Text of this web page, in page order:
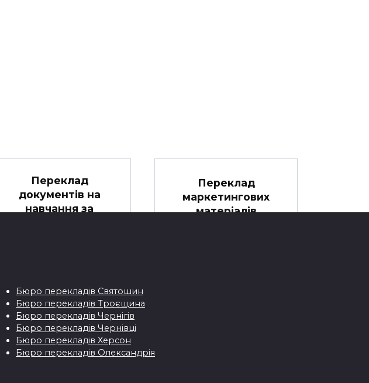
Переклад
документів на
навчання за
0
Переклад
маркетингових
матеріалів
Бюро перекладiв Святошин
Бюро перекладiв Троєщина
Бюро перекладiв Чернігів
Бюро перекладiв Чернівці
Бюро перекладiв Херсон
Бюро перекладiв Олександрія